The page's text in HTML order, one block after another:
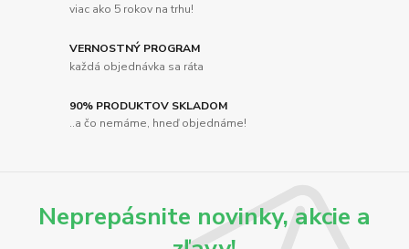
viac ako 5 rokov na trhu!
VERNOSTNÝ PROGRAM
každá objednávka sa ráta
90% PRODUKTOV SKLADOM
..a čo nemáme, hneď objednáme!
Neprepásnite novinky, akcie a